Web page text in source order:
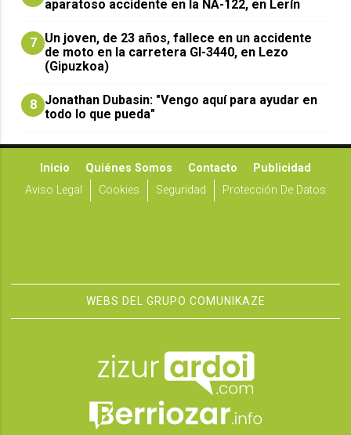
aparatoso accidente en la NA-122, en Lerín
7 Un joven, de 23 años, fallece en un accidente
de moto en la carretera GI-3440, en Lezo
(Gipuzkoa)
8 Jonathan Dubasin: "Vengo aquí para ayudar en
todo lo que pueda"
Inicio Quiénes Somos Contacto
Publicidad
Aviso Legal
Cookies Seguridad Protección De Datos
WEBS DEL GRUPO COMUNIKAZE